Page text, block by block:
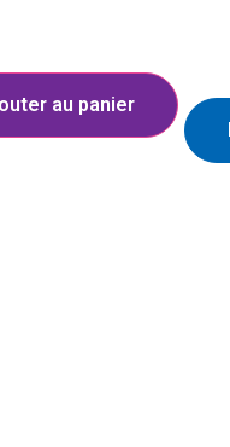
au panier